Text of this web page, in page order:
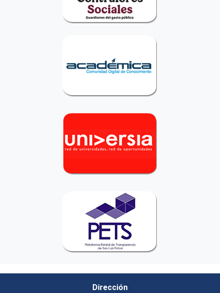
Dirección